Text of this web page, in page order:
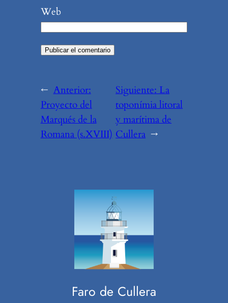
Web
← Anterior:
Proyecto del
Marqués de la
Romana (s.XVIII)
Siguiente: La
toponímia litoral
y marítima de
Cullera →
Faro de Cullera